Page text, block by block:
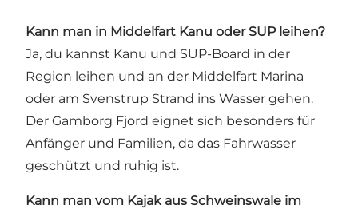
Kann man in Middelfart Kanu oder SUP leihen?
Ja, du kannst Kanu und SUP-Board in der
Region leihen und an der Middelfart Marina
oder am Svenstrup Strand ins Wasser gehen.
Der Gamborg Fjord eignet sich besonders für
Anfänger und Familien, da das Fahrwasser
geschützt und ruhig ist.
Kann man vom Kajak aus Schweinswale im